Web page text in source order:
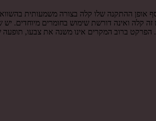
אופן ההתקנה שלו קלה בצורה משמעותית
קלה ואינה דורשת שימוש בחומרים מיוחדים.
ברוב המקרים אינו משנה את צבעו, תופעה